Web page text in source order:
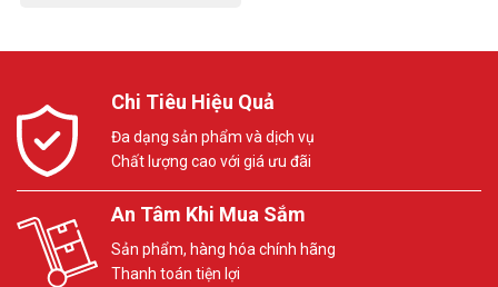
Chi Tiêu Hiệu Quả
Đa dạng sản phẩm và dịch vụ
Chất lượng cao với giá ưu đãi
An Tâm Khi Mua Sắm
Sản phẩm, hàng hóa chính hãng
Thanh toán tiện lợi